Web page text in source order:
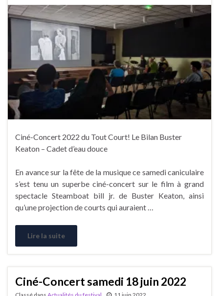
Ciné-Concert 2022 du Tout Court! Le Bilan Buster
Keaton – Cadet d’eau douce
En avance sur la fête de la musique ce samedi caniculaire
s’est tenu un superbe ciné-concert sur le film à grand
spectacle Steamboat bill jr. de Buster Keaton, ainsi
qu’une projection de courts qui auraient …
Lire la suite
Ciné-Concert samedi 18 juin 2022